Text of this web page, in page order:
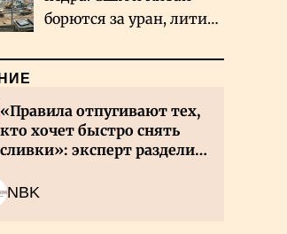
борются за уран, литий
«Правила отпугивают тех,
кто хочет быстро снять
сливки»: эксперт разделил
NBK